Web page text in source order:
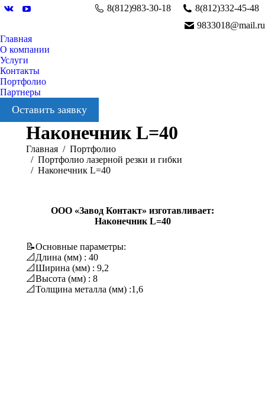
Вконтакте
YouTube
8(812)983-30-18
8(812)332-45-48
9833018@mail.ru
Главная
О компании
Услуги
Контакты
Портфолио
Партнеры
Оставить заявку
Наконечник L=40
Вы здесь:
Главная
Портфолио
Портфолио лазерной резки и гибки
Наконечник L=40
ООО «Завод Контакт» изготавливает:
Наконечник L=40
📝Основные параметры:
📐Длина (мм) : 40
📐Ширина (мм) : 9,2
📐Высота (мм) : 8
📐Толщина металла (мм) :1,6